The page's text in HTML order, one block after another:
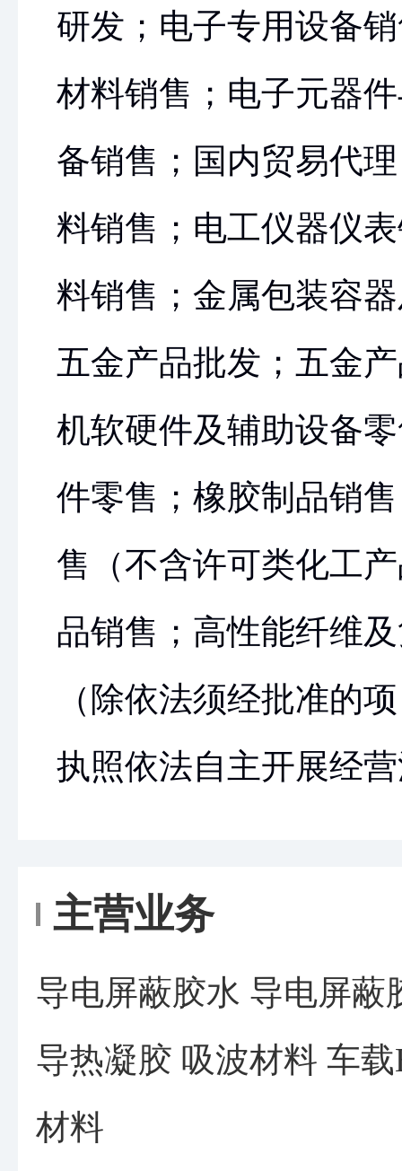
研发；电子专用设备
材料销售；电子元器
备销售；国内贸易代
料销售；电工仪器仪
料销售；金属包装容
五金产品批发；五金
机软硬件及辅助设备
件零售；橡胶制品销
售（不含许可类化工
品销售；高性能纤维
（除依法须经批准的
执照依法自主开展经
主营业务
导电屏蔽胶水 导电屏蔽
导热凝胶 吸波材料 车
材料